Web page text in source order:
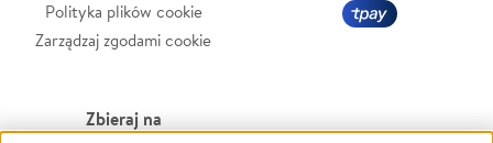
Polityka plików cookie
Zarządzaj zgodami cookie
Zbieraj na